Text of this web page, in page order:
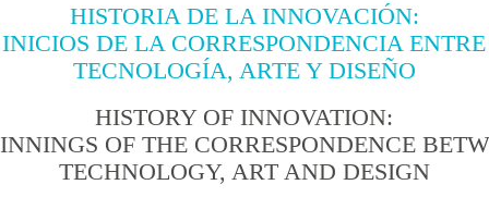
HISTORIA DE LA INNOVACIÓN:
INICIOS DE LA CORRESPONDENCIA ENTRE
TECNOLOGÍA, ARTE Y DISEÑO
HISTORY OF INNOVATION:
OF THE CORRESPONDENCE
TECHNOLOGY, ART AND DESIGN